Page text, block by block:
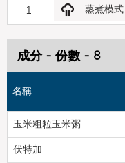
1 蒸煮模式
成分 - 份數 - 8
名稱
玉米粗粒玉米粥
伏特加